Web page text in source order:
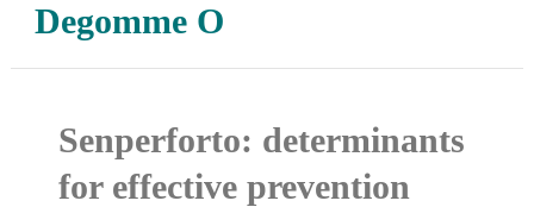
Degomme O
Senperforto: determinants
for effective prevention